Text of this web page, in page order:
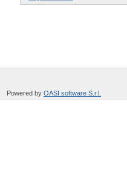
Powered by OASI software S.r.l.